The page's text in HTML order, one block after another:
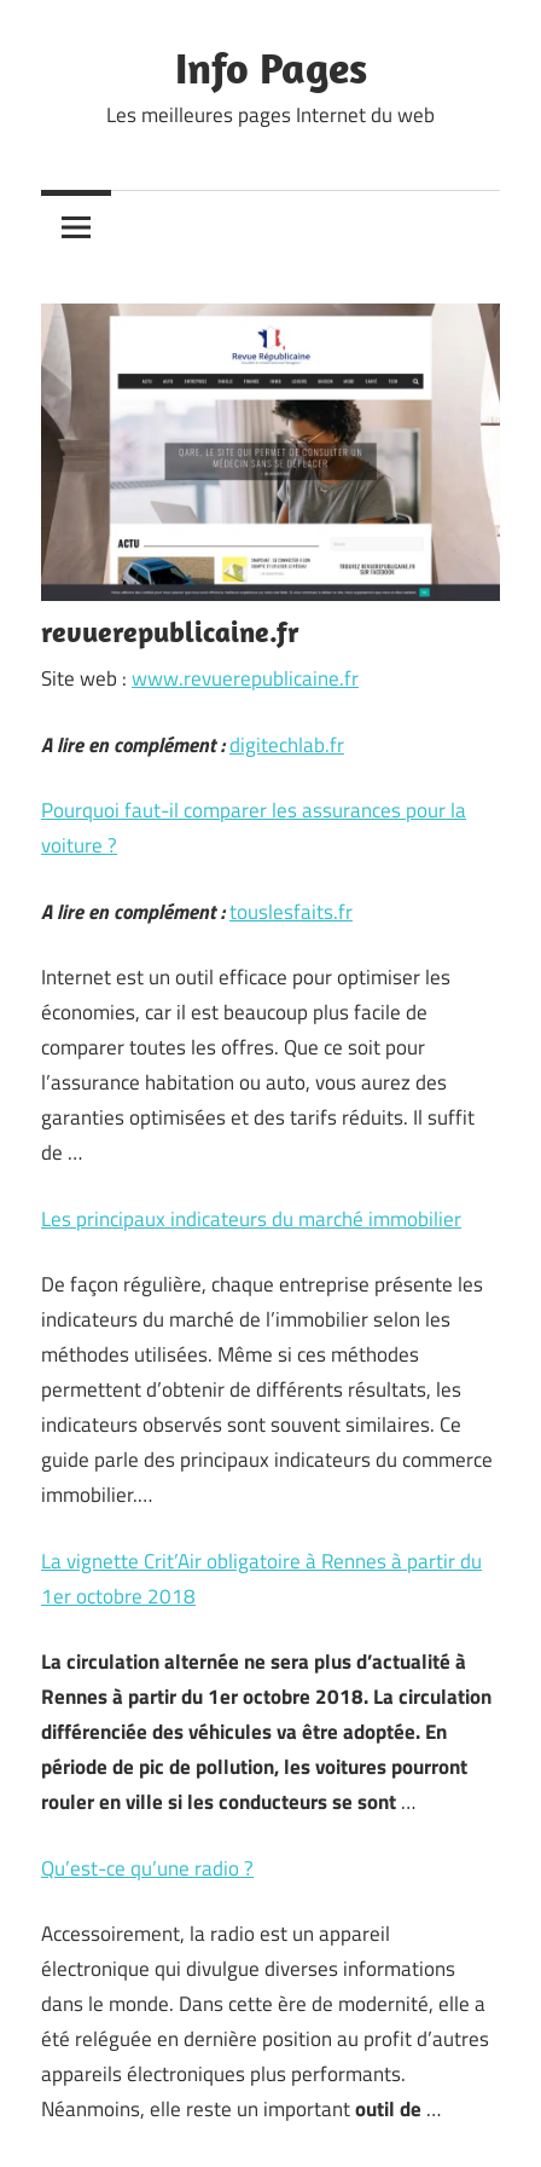
Info Pages
Les meilleures pages Internet du web
revuerepublicaine.fr
Site web :www.revuerepublicaine.fr
A lire en complément :digitechlab.fr
Pourquoi faut-il comparer les assurances pour la
voiture ?
A lire en complément :touslesfaits.fr
Internet est un outil efficace pour optimiser les
économies, car il est beaucoup plus facile de
comparer toutes les offres. Que ce soit pour
l’assurance habitation ou auto, vous aurez des
garanties optimisées et des tarifs réduits. Il suffit
de …
Les principaux indicateurs du marché immobilier
De façon régulière, chaque entreprise présente les
indicateurs du marché de l’immobilier selon les
méthodes utilisées. Même si ces méthodes
permettent d’obtenir de différents résultats, les
indicateurs observés sont souvent similaires. Ce
guide parle des principaux indicateurs du commerce
immobilier.…
La vignette Crit’Air obligatoire à Rennes à partir du
1er octobre 2018
La circulation alternée ne sera plus d’actualité à
Rennes à partir du 1er octobre 2018. La circulation
différenciée des véhicules va être adoptée. En
période de pic de pollution, les voitures pourront
rouler en ville si les conducteurs se sont…
Qu’est-ce qu’une radio ?
Accessoirement, la radio est un appareil
électronique qui divulgue diverses informations
dans le monde. Dans cette ère de modernité, elle a
été reléguée en dernière position au profit d’autres
appareils électroniques plus performants.
Néanmoins, elle reste un importantoutil de …